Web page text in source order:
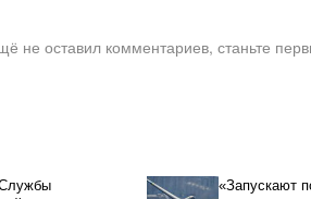
не оставил комментариев, станьте
«Запускают